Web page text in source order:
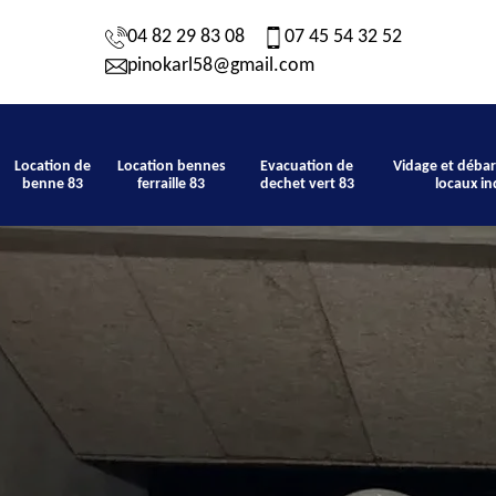
04 82 29 83 08
07 45 54 32 52
pinokarl58@gmail.com
Location de
benne 83
Location bennes
ferraille 83
Evacuation de
dechet vert 83
Vidage et
locaux